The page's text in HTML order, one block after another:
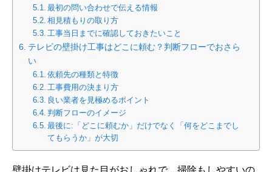
最初の問い合わせで伝える情報
相見積もりの取り方
工事当日までに確認しておきたいこと
テレビの壁掛け工事はどこに頼む？判断フローでおさら
い
依頼先の種類と特徴
工事費用の決まり方
良い業者を見極めるポイント
判断フローのイメージ
最後に:「どこに頼むか」だけでなく「何をどこまでし
てもらうか」が大切
壁掛けテレビは見た目がおしゃれで、掃除もしやすいの